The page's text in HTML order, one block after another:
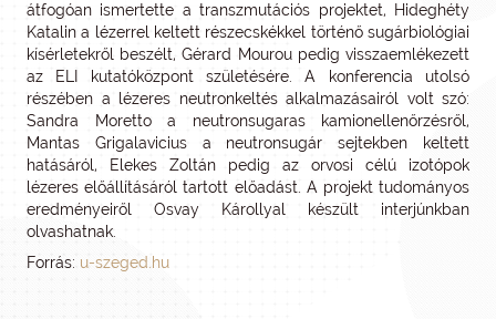
átfogóan ismertette a transzmutációs projektet, Hideghéty
Katalin a lézerrel keltett részecskékkel történő sugárbiológiai
kísérletekről beszélt, Gérard Mourou pedig visszaemlékezett
az ELI kutatóközpont születésére. A konferencia utolsó
részében a lézeres neutronkeltés alkalmazásairól volt szó:
Sandra Moretto a neutronsugaras kamionellenőrzésről,
Mantas Grigalavicius a neutronsugár sejtekben keltett
hatásáról, Elekes Zoltán pedig az orvosi célú izotópok
lézeres előállításáról tartott előadást. A projekt tudományos
eredményeiről Osvay Károllyal készült interjúnkban
olvashatnak.
Forrás: u-szeged.hu